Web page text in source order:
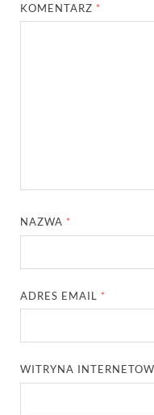
KOMENTARZ *
NAZWA *
ADRES EMAIL *
WITRYNA